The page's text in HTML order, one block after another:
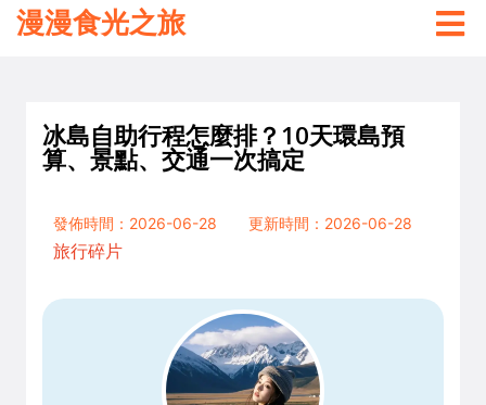
漫漫食光之旅
冰島自助行程怎麼排？10天環島預
算、景點、交通一次搞定
發佈時間：2026-06-28
更新時間：2026-06-28
旅行碎片